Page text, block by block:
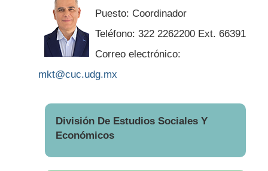
Puesto: Coordinador
Teléfono: 322 2262200 Ext. 66391
Correo electrónico:
mkt@cuc.udg.mx
División De Estudios Sociales Y
Económicos